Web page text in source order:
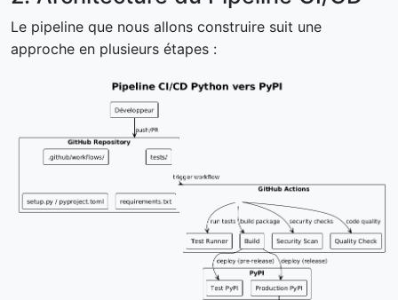
Le pipeline que nous allons construire suit une
approche en plusieurs étapes :